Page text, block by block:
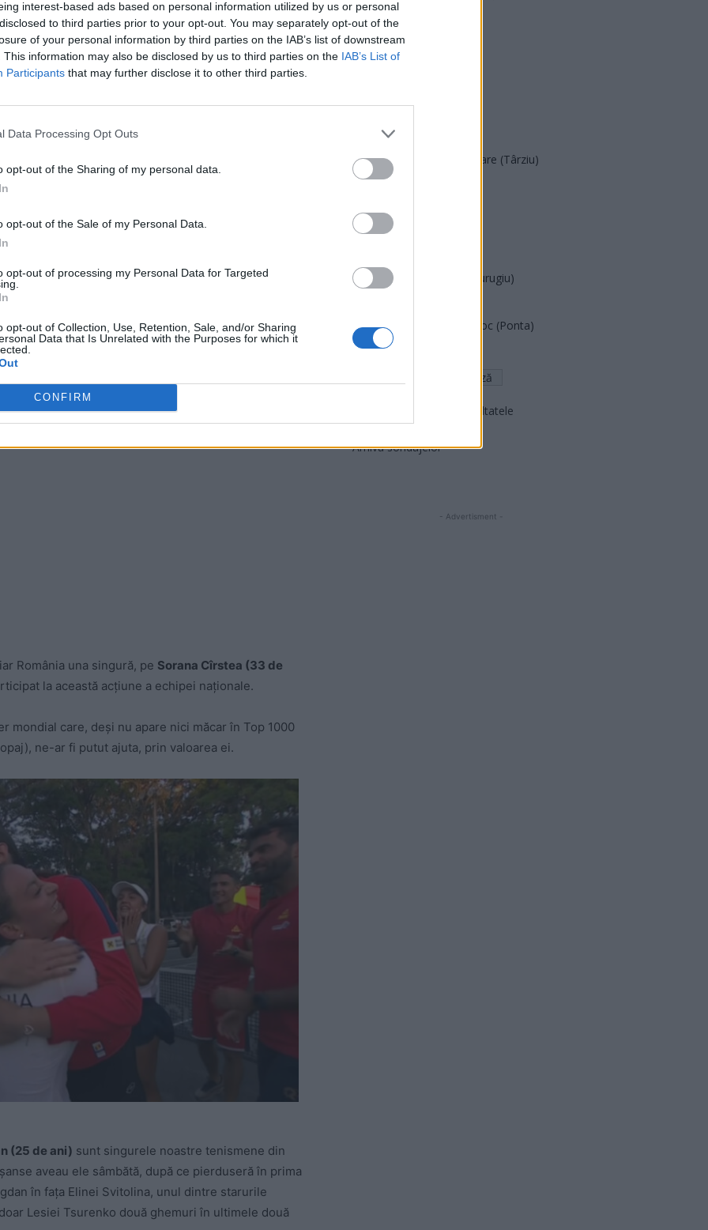
interest-based ads based on personal information utilized by us or personal
to third parties prior to your opt-out. You may separately opt-out of the
of your personal information by third parties on the IAB’s list of downstream
This information may also be disclosed by us to third parties on the IAB’s List of
Participants that may further disclose it to other third parties.
Data Processing Opt Outs
opt-out of the Sharing of my personal data.
opt-out of the Sale of my Personal Data.
opt-out of processing my Personal Data for Targeted
opt-out of Collection, Use, Retention, Sale, and/or Sharing
Data that Is Unrelated with the Purposes for which it
CONFIRM
Billie Jean King Cup (după trecerea la
de trei echipe, în perioada 12–17
11 calificate: SUA, Canada, Australia,
Germania, Polonia și Slovacia.
8 baraje din Billie Jean King Cup, s-a desfășurat
Park Drive din Amelia Island.
iar șansele României erau infime. Pentru
și o altă tenismenă de Top 50, Lesia Tsurenko
Cristian (75), erau clasate mai jos în
România una singură, pe Sorana Cîrstea (33 de
la această acțiune a echipei naționale.
mondial care, deși nu apare nici măcar în Top 1000
ne-ar fi putut ajuta, prin valoarea ei.
(25 de ani) sunt singurele noastre tenismene din
aveau ele sâmbătă, după ce pierduseră în prima
în fața Elinei Svitolina, unul dintre starurile
Lesiei Tsurenko două ghemuri în ultimele două
PNȚMM
REPER
SENS
PACE (Peia)
Acțiunea Conservatoare (Târziu)
PDF (Lazarus)
PNȚCD (Pavelescu)
Partidul Patrioților (Surugiu)
România pe Primul Loc (Ponta)
Altul
Arată rezultatele
Arhiva sondajelor
- Advertisment -